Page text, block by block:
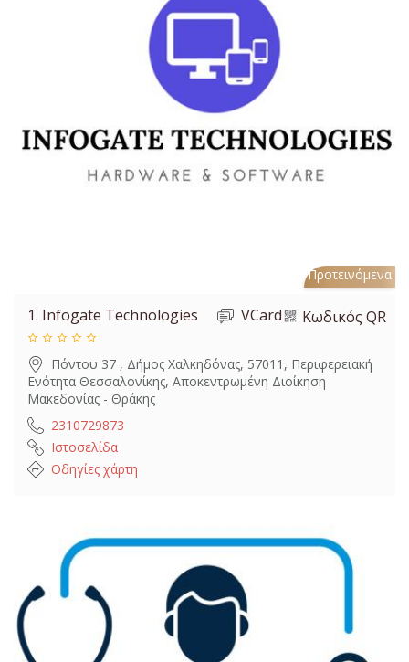
Προτεινόμενα
1. Infogate Technologies Κωδικός QR
VCard
Πόντου 37 , Δήμος Χαλκηδόνας, 57011, Περιφερειακή
Ενότητα Θεσσαλονίκης, Αποκεντρωμένη Διοίκηση
Μακεδονίας - Θράκης
2310729873
Ιστοσελίδα
Οδηγίες χάρτη